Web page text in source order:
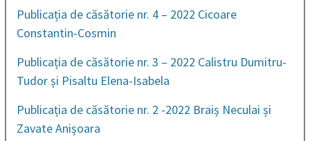
Publicația de căsătorie nr. 4 – 2022 Cicoare
Constantin-Cosmin
Publicația de căsătorie nr. 3 – 2022 Calistru Dumitru-
Tudor și Pisaltu Elena-Isabela
Publicația de căsătorie nr. 2 -2022 Braiș Neculai și
Zavate Anișoara